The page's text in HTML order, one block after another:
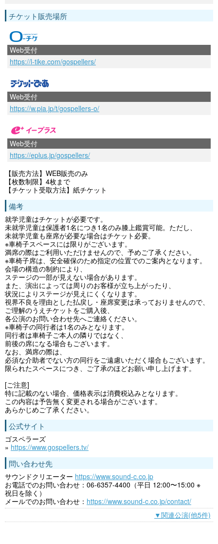
チケット販売場所
Web受付
https://l-tike.com/gospellers/
Web受付
https://w.pia.jp/t/gospellers-o/
Web受付
https://eplus.jp/gospellers/
【販売方法】WEB販売のみ
【枚数制限】4枚まで
【チケット受取方法】紙チケット
備考
就学児童はチケットが必要です。
未就学児童は保護者1名につき1名のみ膝上鑑賞可能。ただし、
未就学児童も座席が必要な場合はチケット必要。
※車椅子スペースには限りがございます。
満席の際はご利用いただけませんので、予めご了承ください。
※車椅子席は、安全確保のため指定の位置でのご案内となります。
会場の構造の制約により、
ステージの一部が見えない場合があります。
また、演出によっては周りのお客様が立ち上がったり、
状況によりステージが見えにくくなります。
視界不良を理由とした払戻し・座席変更は承っておりませんので、
ご理解のうえチケットをご購入後、
各公演のお問い合わせ先へご連絡ください。
※車椅子の同行者は1名のみとなります。
同行者は車椅子ご本人の隣りではなく、
前後の席になる場合もございます。
なお、満席の際は、
必須な介助者でない方の同行をご遠慮いただく場合もございます。
限られたスペースにつき、ご了承のほどお願い申し上げます。
[ご注意]
特に記載のない場合、価格表示は消費税込みとなります。
この内容は予告無く変更される場合がございます。
あらかじめご了承ください。
公式サイト
ゴスペラーズ
» https://www.gospellers.tv/
問い合わせ先
サウンドクリエーター https://www.sound-c.co.jp
お電話でのお問い合わせ：06-6357-4400（平日 12:00〜15:00 ※
祝日を除く）
メールでのお問い合わせ： https://www.sound-c.co.jp/contact/
▼関連公演(他5件)